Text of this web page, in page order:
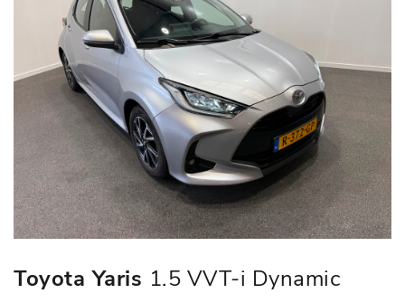
Toyota Yaris 1.5 VVT-i Dynamic